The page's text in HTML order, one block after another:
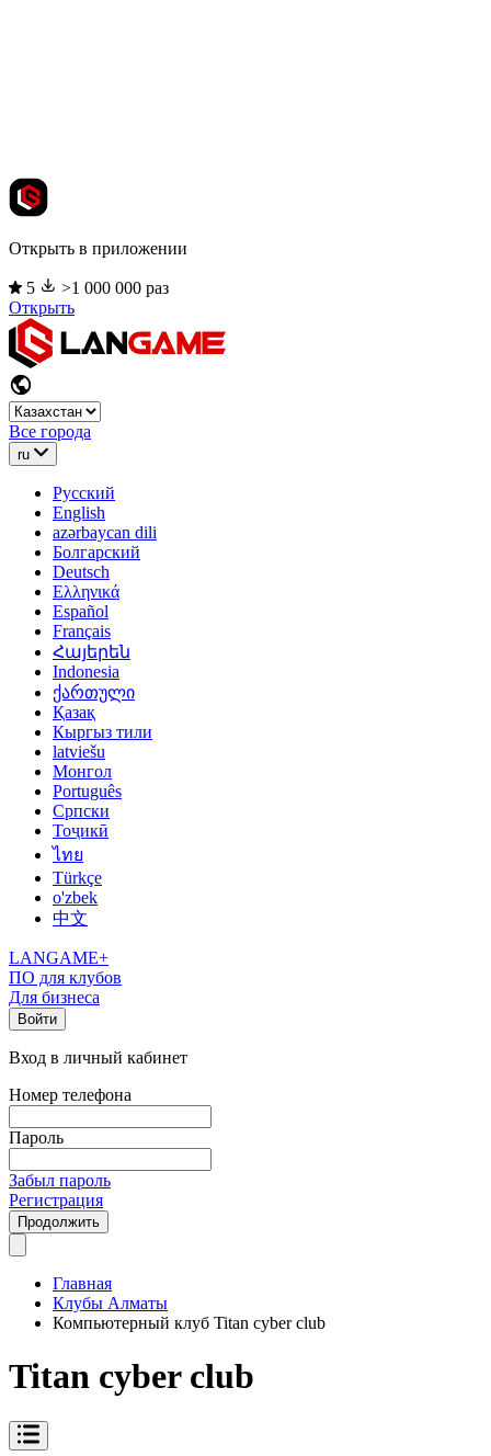
Открыть в приложении
5
>1 000 000 раз
Открыть
Все города
ru
Русский
English
azərbaycan dili
Болгарский
Deutsch
Ελληνικά
Español
Français
Հայերեն
Indonesia
ქართული
Қазақ
Кыргыз тили
latviešu
Монгол
Português
Српски
Тоҷикӣ
ไทย
Türkçe
o'zbek
中文
LANGAME+
ПО для клубов
Для бизнеса
Войти
Вход в личный кабинет
Номер телефона
Пароль
Забыл пароль
Регистрация
Продолжить
Главная
Клубы Алматы
Компьютерный клуб Titan cyber club
Titan cyber club